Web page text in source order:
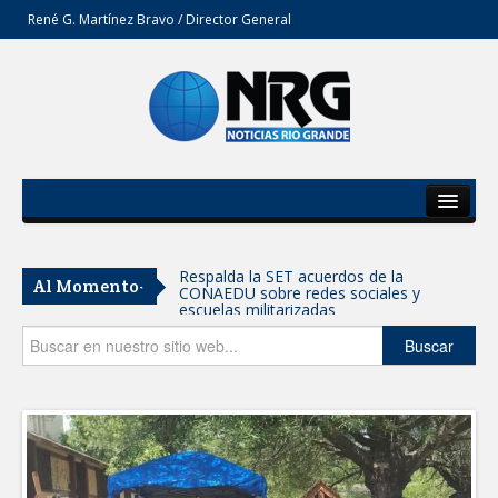
René G. Martínez Bravo / Director General
Del Estado
Secciones
Opinión
Al Momento- Respalda la SET acuerdos de la
CONAEDU sobre redes sociales y
escuelas militarizadas
AVANZAN TRABAJOS DE
MANTIENE EL RITMO DE LAS OBRAS
PRIORITARIAS
Atendió Protección Civil de Reynosa
reportes ante lluvias
Buscar